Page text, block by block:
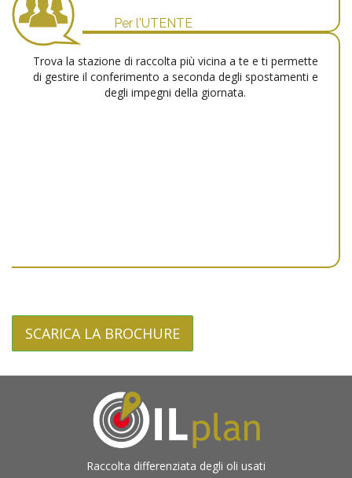
Per l'UTENTE
Trova la stazione di raccolta più vicina a te e ti permette
di gestire il conferimento a seconda degli spostamenti e
degli impegni della giornata.
SCARICA LA BROCHURE
Raccolta differenziata degli oli usati